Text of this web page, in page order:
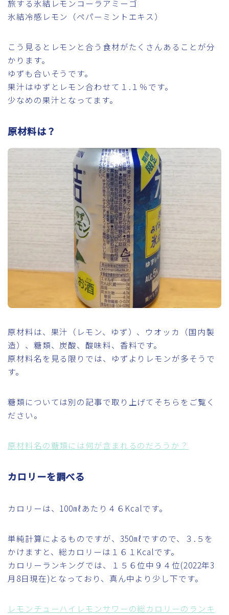
旅する氷結レモンコーラアミーゴ
氷結冷感レモン（ペパーミントエキス）
こう見るとレモンと合う食材がたくさんあることが分
かります。
ゆずも合いそうです。
果汁はゆずとレモン合わせて１.１％です。
少なめの果汁となってます。
原材料は？
原材料は、果汁（レモン、ゆず）、ウオッカ（国内製
造）、糖類、炭酸、酸味料、香料です。
原材料名を見る限りでは、ゆずよりレモンが多そうで
す。
糖類については別の記事で取り上げてそちらをご覧く
ださい。
原材料名の糖類には何が含まれるのだろうか？
カロリーを調べる
カロリーは、100㎖あたり４６Kcalです。
単純計算によるものですが、350㎖ですので、３.５を
かけますと、総カロリーは１６１Kcalです。
カロリーランキングでは、１５６位中９４位(2022年3
月8日現在)となっており、真ん中より少し下です。
レモンチューハイレモンサワーの総カロリーのランキ